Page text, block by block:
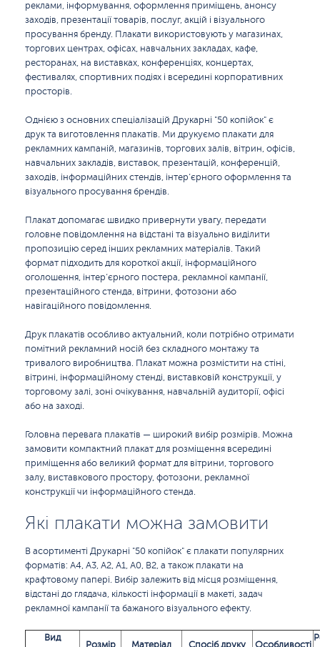
реклами, інформування, оформлення приміщень, анонсу
заходів, презентації товарів, послуг, акцій і візуального
просування бренду. Плакати використовують у магазинах,
торгових центрах, офісах, навчальних закладах, кафе,
ресторанах, на виставках, конференціях, концертах,
фестивалях, спортивних подіях і всередині корпоративних
просторів.
Однією з основних спеціалізацій Друкарні "50 копійок" є
друк та виготовлення плакатів. Ми друкуємо плакати для
рекламних кампаній, магазинів, торгових залів, вітрин, офісів,
навчальних закладів, виставок, презентацій, конференцій,
заходів, інформаційних стендів, інтер’єрного оформлення та
візуального просування брендів.
Плакат допомагає швидко привернути увагу, передати
головне повідомлення на відстані та візуально виділити
пропозицію серед інших рекламних матеріалів. Такий
формат підходить для короткої акції, інформаційного
оголошення, інтер’єрного постера, рекламної кампанії,
презентаційного стенда, вітрини, фотозони або
навігаційного повідомлення.
Друк плакатів особливо актуальний, коли потрібно отримати
помітний рекламний носій без складного монтажу та
тривалого виробництва. Плакат можна розмістити на стіні,
вітрині, інформаційному стенді, виставковій конструкції, у
торговому залі, зоні очікування, навчальній аудиторії, офісі
або на заході.
Головна перевага плакатів — широкий вибір розмірів. Можна
замовити компактний плакат для розміщення всередині
приміщення або великий формат для вітрини, торгового
залу, виставкового простору, фотозони, рекламної
конструкції чи інформаційного стенда.
Які плакати можна замовити
В асортименті Друкарні "50 копійок" є плакати популярних
форматів: А4, А3, А2, А1, А0, B2, а також плакати на
крафтовому папері. Вибір залежить від місця розміщення,
відстані до глядача, кількості інформації в макеті, задач
рекламної кампанії та бажаного візуального ефекту.
Вид
Розмір Матеріал Спосіб друку Особливості